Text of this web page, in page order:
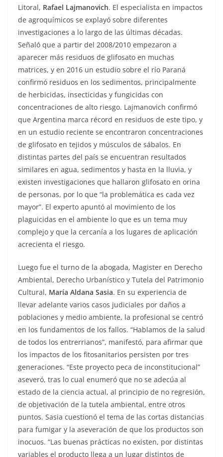
Litoral, Rafael Lajmanovich. El especialista en impactos
de agroquímicos se explayó sobre diferentes
investigaciones a lo largo de las últimas décadas.
Señaló que a partir del 2008/2010 empezaron a
aparecer más residuos de glifosato en muchas
matrices, y en 2016 un estudio sobre el río Paraná
confirmó residuos en los sedimentos, principalmente
de herbicidas, insecticidas y fungicidas con
concentraciones de alto riesgo. Lajmanovich confirmó
que Argentina marca récord en residuos de este tipo, y
en un estudio reciente se encontraron concentraciones
de glifosato en tejidos y músculos de sábalos. En
distintas partes del país se encuentran resultados
similares en agua, sedimentos y hasta en la lluvia, y
existen investigaciones que hallaron glifosato en orina
de personas, por lo que “la problemática es cada vez
mayor”. El experto apuntó al movimiento de los
plaguicidas en el ambiente lo que es un tema muy
complejo y que la cercanía a los lugares de aplicación
acrecienta el riesgo.
Luego fue el turno de la abogada, Magister en Derecho
Ambiental, Derecho Urbanístico y Tutela del Patrimonio
Cultural, María Aldana Sasia. En su experiencia de
llevar adelante varios casos judiciales por daños a
poblaciones y medio ambiente, la profesional se centró
en los fundamentos de los fallos. “Hablamos de la salud
de todos los entrerrianos”, manifestó, para afirmar que
los impactos de los fitosanitarios persisten por tres
generaciones. “Este proyecto peca de inconstitucional”
aseveró, tras lo cual enumeró que no se adecúa al
estado de la ciencia actual, al principio de no regresión,
de objetivación de la tutela ambiental, entre otros
puntos. Sasia cuestionó el tema de las cortas distancias
para fumigar y la aseveración de que los productos son
inocuos. “Las buenas prácticas no existen, por distintas
variables el producto llega a un lugar distintos de